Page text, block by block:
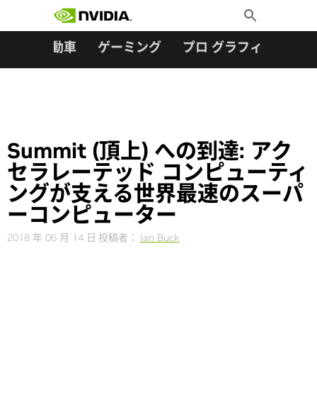
Toggle
Search
自動車 ゲーミング プロ グラフィックス
Summit (頂上) への到達: アク
セラレーテッド コンピューティ
ングが支える世界最速のスーパ
ーコンピューター
2018 年 06 月 14 日 投稿者： Ian Buck